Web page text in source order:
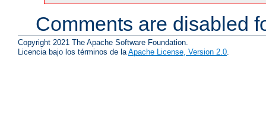
Comments are disabled
Copyright 2021 The Apache Software Foundation.
Licencia bajo los términos de laApache License, Version 2.0.